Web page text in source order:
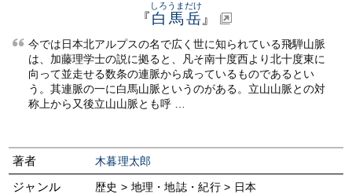
『白馬岳
しろうまだけ
』
今では日本北アルプスの名で広く世に知られている飛騨山脈
は、加藤理学士の説に拠ると、凡そ南十度西より北十度東に
向って並走せる数条の連脈から成っているものであるとい
う。其連脈の一に白馬山脈というのがある。立山山脈との対
称上から又後立山山脈とも呼 …
著者 木暮理太郎
ジャンル 歴史 > 地理・地誌・紀行 > 日本